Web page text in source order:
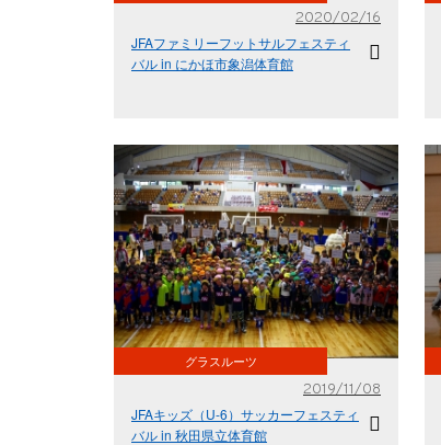
2020/02/16
JFAファミリーフットサルフェスティ
バル in にかほ市象潟体育館
グラスルーツ
2019/11/08
JFAキッズ（U-6）サッカーフェスティ
バル in 秋田県立体育館